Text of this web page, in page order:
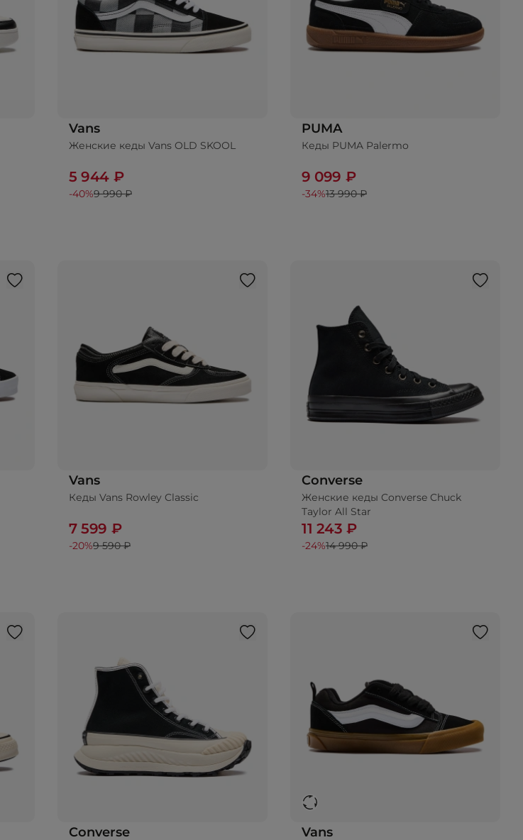
Vans
Женские кеды Vans OLD SKOOL
5 944 ₽
-40%9 990 ₽
PUMA
Кеды PUMA Palermo
9 099 ₽
-34%13 990 ₽
Vans
Кеды Vans Rowley Classic
7 599 ₽
-20%9 590 ₽
Converse
Женские кеды Converse Chuck
Taylor All Star
11 243 ₽
-24%14 990 ₽
Converse Vans